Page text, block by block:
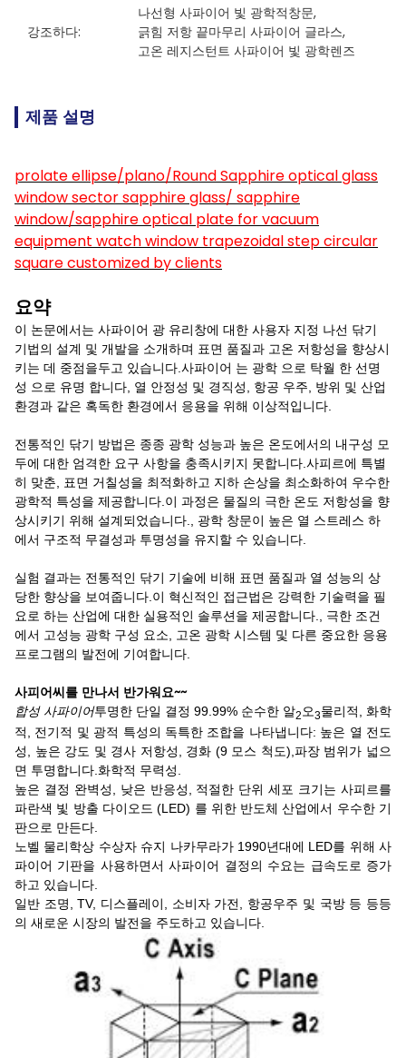
강조하다:
나선형 사파이어 빛 광학적창문,
긁힘 저항 끝마무리 사파이어 글라스,
고온 레지스턴트 사파이어 빛 광학렌즈
제품 설명
prolate ellipse/plano/Round Sapphire optical glass
window sector sapphire glass/ sapphire
window/sapphire optical plate for vacuum
equipment watch window trapezoidal step circular
square customized by clients
요약
이 논문에서는 사파이어 광 유리창에 대한 사용자 지정 나선 닦기
기법의 설계 및 개발을 소개하며 표면 품질과 고온 저항성을 향상시
키는 데 중점을두고 있습니다.사파이어 는 광학 으로 탁월 한 선명
성 으로 유명 합니다, 열 안정성 및 경직성, 항공 우주, 방위 및 산업
환경과 같은 혹독한 환경에서 응용을 위해 이상적입니다.
전통적인 닦기 방법은 종종 광학 성능과 높은 온도에서의 내구성 모
두에 대한 엄격한 요구 사항을 충족시키지 못합니다.사피르에 특별
히 맞춘, 표면 거칠성을 최적화하고 지하 손상을 최소화하여 우수한
광학적 특성을 제공합니다.이 과정은 물질의 극한 온도 저항성을 향
상시키기 위해 설계되었습니다., 광학 창문이 높은 열 스트레스 하
에서 구조적 무결성과 투명성을 유지할 수 있습니다.
실험 결과는 전통적인 닦기 기술에 비해 표면 품질과 열 성능의 상
당한 향상을 보여줍니다.이 혁신적인 접근법은 강력한 기술력을 필
요로 하는 산업에 대한 실용적인 솔루션을 제공합니다., 극한 조건
에서 고성능 광학 구성 요소, 고온 광학 시스템 및 다른 중요한 응용
프로그램의 발전에 기여합니다.
사피어씨를 만나서 반가워요~~
합성 사파이어투명한 단일 결정 99.99% 순수한 알2 오3물리적, 화학
적, 전기적 및 광적 특성의 독특한 조합을 나타냅니다: 높은 열 전도
성, 높은 강도 및 경사 저항성, 경화 (9 모스 척도),파장 범위가 넓으
면 투명합니다.화학적 무력성.
높은 결정 완벽성, 낮은 반응성, 적절한 단위 세포 크기는 사피르를
파란색 빛 방출 다이오드 (LED) 를 위한 반도체 산업에서 우수한 기
판으로 만든다.
노벨 물리학상 수상자 슈지 나카무라가 1990년대에 LED를 위해 사
파이어 기판을 사용하면서 사파이어 결정의 수요는 급속도로 증가
하고 있습니다.
일반 조명, TV, 디스플레이, 소비자 가전, 항공우주 및 국방 등 등등
의 새로운 시장의 발전을 주도하고 있습니다.